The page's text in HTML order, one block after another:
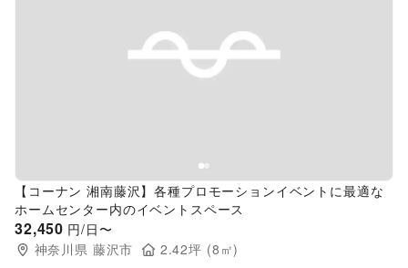
Previous slide
【コーナン 湘南藤沢】各種プロモーションイベントに最適な
ホームセンター内のイベントスペース
32,450 円/日〜
神奈川県 藤沢市 2.42坪 (8 ㎡)